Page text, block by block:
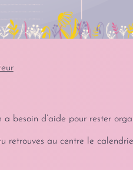
besoin d’aide pour rester
retrouves au centre le